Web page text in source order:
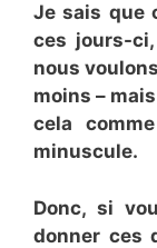
Je sais que
ces jours-
nous
moins –
cela
minuscule.
Donc, si
donner ces